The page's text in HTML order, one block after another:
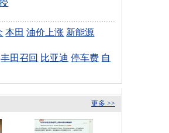
本田 油价上涨 新能源
丰田召回 比亚迪 停车费 自
更多 >>